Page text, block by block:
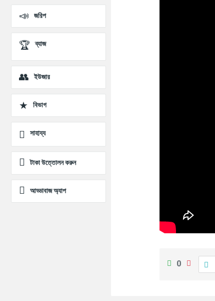
0
জরিপ
ব্যাজ
ইউজার
বিভাগ
সাহায্য
টাকা উত্তোলন করুন
আড্ডাবাজ অ্যাপ